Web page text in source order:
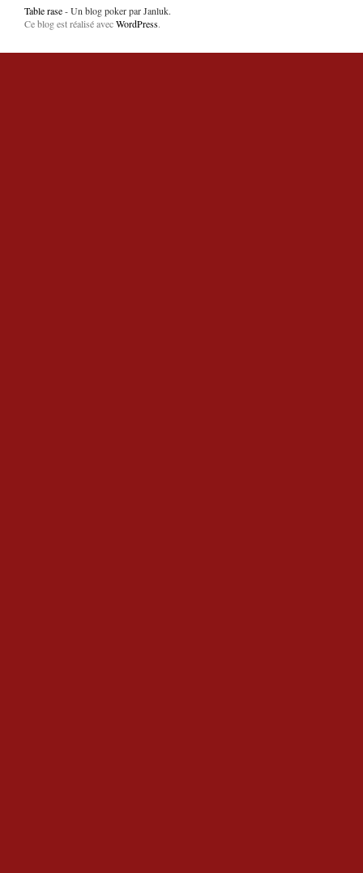
Table rase- Un blog poker par Janluk.
Ce blog est réalisé avecWordPress.